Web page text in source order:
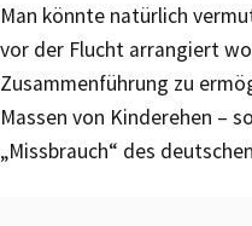
Man könnte natürlich
vor der Flucht arrangiert
Zusammenführung zu
Massen von Kinderehen –
„Missbrauch“ des